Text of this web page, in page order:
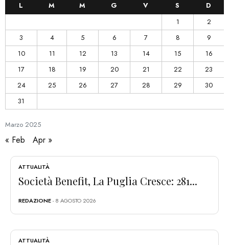
Marzo 2025
L M M G V S
D
1
2
3
4 5 6 7 8
9
10
11 12 13 14 15
16
17
18 19 20 21 22
23
24
25 26 27 28 29
30
31
« Feb Apr »
ATTUALITÀ
Società Benefit, La Puglia Cresce: 281...
REDAZIONE- 8 AGOSTO 2026
ATTUALITÀ